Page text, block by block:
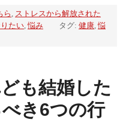
ら
ストレスから解放された
たい ,悩み タグ: 健康 ,悩
も結婚した
き6つの行